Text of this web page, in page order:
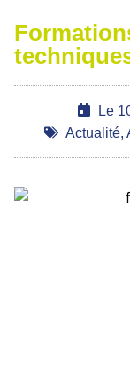
Le
Actualité,